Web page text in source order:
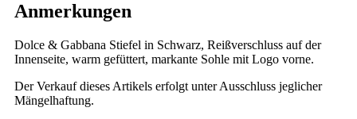
Anmerkungen
Dolce & Gabbana Stiefel in Schwarz, Reißverschluss auf der
Innenseite, warm gefüttert, markante Sohle mit Logo vorne.
Der Verkauf dieses Artikels erfolgt unter Ausschluss jeglicher
Mängelhaftung.